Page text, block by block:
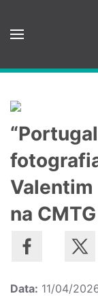
Saltar para o
na CMTG
Data: 11/04/